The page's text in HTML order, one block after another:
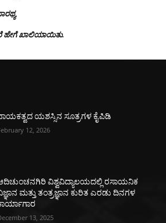
ಹೇಗೆ ಖಾಲಿಯಾಯಿತು.
ಯಶಸ್ಸಿನ ಸೂತ್ರಗಳ ಕೈಪಿಡಿ
12, 2026
ವಿಶ್ವವಿದ್ಯಾಲಯದಲ್ಲಿ ರಸಾಯನಿಕ
ಮತ್ತು ತಂತ್ರಜ್ಞಾನ ಕುರಿತ ಎರಡು ದಿನಗಳ
13, 2025